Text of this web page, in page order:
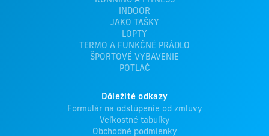
INDOOR
JAKO TAŠKY
LOPTY
TERMO A FUNKČNÉ PRÁDLO
ŠPORTOVÉ VYBAVENIE
POTLAČ
Dôležité odkazy
Formulár na odstúpenie od zmluvy
Veľkostné tabuľky
Obchodné podmienky